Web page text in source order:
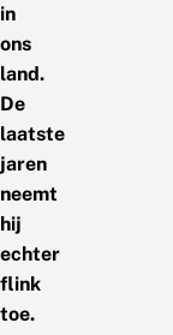
in
ons
land.
De
laatste
jaren
neemt
hij
echter
flink
toe.